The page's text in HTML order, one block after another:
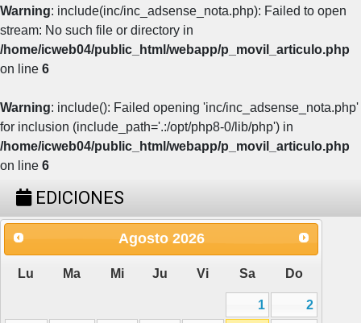
Warning: include(inc/inc_adsense_nota.php): Failed to open
stream: No such file or directory in
/home/icweb04/public_html/webapp/p_movil_articulo.php
on line 6
Warning: include(): Failed opening 'inc/inc_adsense_nota.php'
for inclusion (include_path='.:/opt/php8-0/lib/php') in
/home/icweb04/public_html/webapp/p_movil_articulo.php
on line 6
EDICIONES
Agosto 2026
Lu Ma Mi Ju Vi Sa Do
1
2